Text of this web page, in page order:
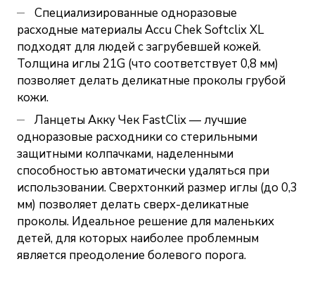
Специализированные одноразовые
расходные материалы Accu Chek Softclix XL
подходят для людей с загрубевшей кожей.
Толщина иглы 21G (что соответствует 0,8 мм)
позволяет делать деликатные проколы грубой
кожи.
Ланцеты Акку Чек FastClix — лучшие
одноразовые расходники со стерильными
защитными колпачками, наделенными
способностью автоматически удаляться при
использовании. Сверхтонкий размер иглы (до 0,3
мм) позволяет делать сверх-деликатные
проколы. Идеальное решение для маленьких
детей, для которых наиболее проблемным
является преодоление болевого порога.